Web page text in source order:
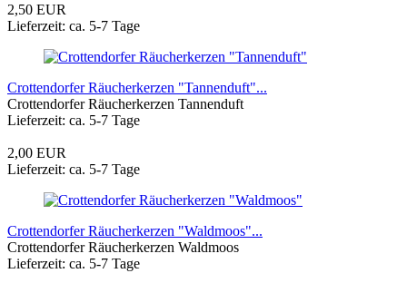
2,50 EUR
Lieferzeit: ca. 5-7 Tage
Crottendorfer Räucherkerzen "Tannenduft"...
Crottendorfer Räucherkerzen Tannenduft
Lieferzeit: ca. 5-7 Tage
2,00 EUR
Lieferzeit: ca. 5-7 Tage
Crottendorfer Räucherkerzen "Waldmoos"...
Crottendorfer Räucherkerzen Waldmoos
Lieferzeit: ca. 5-7 Tage